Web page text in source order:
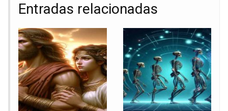
Entradas relacionadas